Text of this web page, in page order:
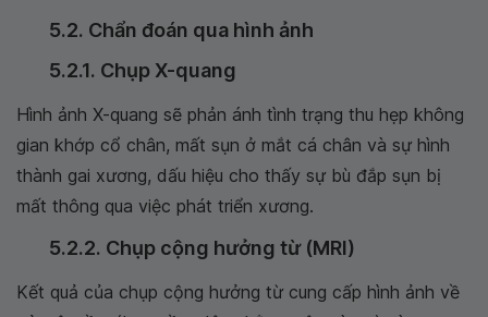
5.2. Chẩn đoán qua hình ảnh
5.2.1. Chụp X-quang
Hình ảnh X-quang sẽ phản ánh tình trạng thu hẹp không
gian khớp cổ chân, mất sụn ở mắt cá chân và sự hình
thành gai xương, dấu hiệu cho thấy sự bù đắp sụn bị
mất thông qua việc phát triển xương.
5.2.2. Chụp cộng hưởng từ (MRI)
Kết quả của chụp cộng hưởng từ cung cấp hình ảnh về